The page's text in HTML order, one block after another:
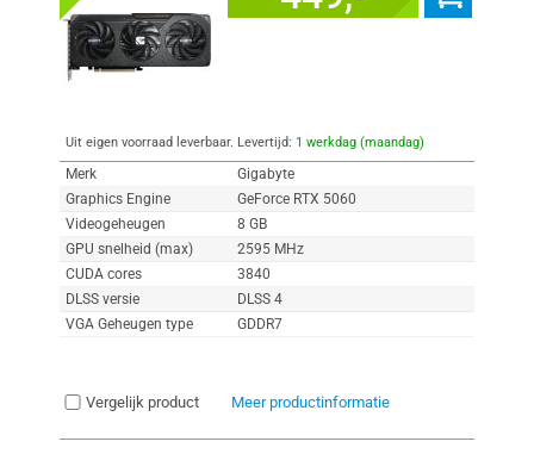
Uit eigen voorraad leverbaar. Levertijd: 1 werkdag (maandag)
Merk
Gigabyte
Graphics Engine
GeForce RTX 5060
Videogeheugen
8 GB
GPU snelheid (max)
2595 MHz
CUDA cores
3840
DLSS versie
DLSS 4
VGA Geheugen type
GDDR7
Vergelijk product Meer productinformatie